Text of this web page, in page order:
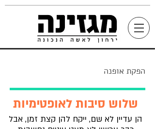
הפקת אופנה
שלוש סיבות לאופטימיות
הן עדיין לא שם, ייקח להן קצת זמן, אבל